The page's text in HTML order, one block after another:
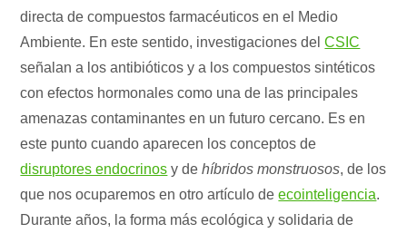
directa de compuestos farmacéuticos en el Medio
Ambiente. En este sentido, investigaciones delCSIC
señalan a los antibióticos y a los compuestos sintéticos
con efectos hormonales como una de las principales
amenazas contaminantes en un futuro cercano. Es en
este punto cuando aparecen los conceptos de
disruptores endocrinos y dehíbridos monstruosos, de los
que nos ocuparemos en otro artículo deecointeligencia.
Durante años, la forma más ecológica y solidaria de